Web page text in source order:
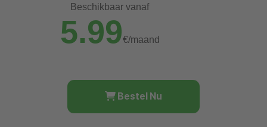
Beschikbaar vanaf
5.99€/maand
Bestel Nu